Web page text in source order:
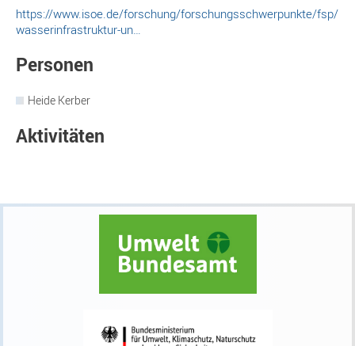
https://www.isoe.de/forschung/forschungsschwerpunkte/fsp/
wasserinfrastruktur-un…
Personen
Heide Kerber
Aktivitäten